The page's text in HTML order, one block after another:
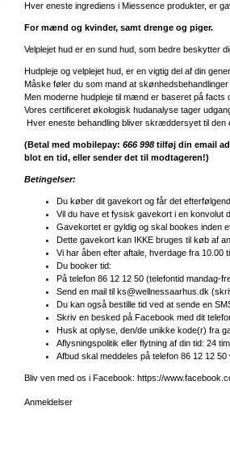
Hver eneste ingrediens i Miessence produkter, er
For mænd og kvinder, samt drenge og piger.
Velplejet hud er en sund hud, som bedre beskytter
Hudpleje og velplejet hud, er en vigtig del af din
Måske føler du som mand at skønhedsbehandlinger
Men moderne hudpleje til mænd er baseret på facts
Vores certificeret økologisk hudanalyse tager
Hver eneste behandling bliver skræddersyet til den
(Betal med mobilepay: 666 998 tilføj din email
blot en tid, eller sender det til modtageren!)
Betingelser:
Du køber dit gavekort og får det
Vil du have et fysisk gavekort i en konvolut
Gavekortet er gyldig og skal bookes inden
Dette gavekort kan IKKE bruges til køb af
Vi har åben efter aftale, hverdage fra 10.00
Du booker tid:
På telefon 86 12 12 50 (telefontid mandag-
Send en mail til ks@wellnessaarhus.dk
Du kan også bestille tid ved at sende en
Skriv en besked på Facebook med dit
Husk at oplyse, den/de unikke kode(r) fra
Aflysningspolitik eller flytning af din tid: 24
Afbud skal meddeles på telefon 86 12 12
Bliv ven med os i Facebook: https://
Anmeldelser